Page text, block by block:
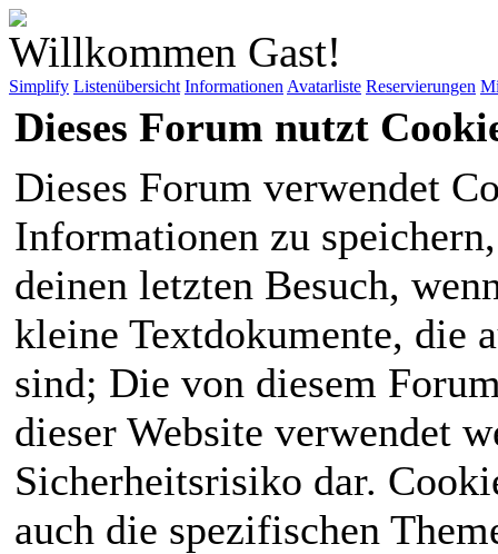
Willkommen Gast!
Simplify Listenübersicht Informationen Avatarliste Reservierungen
Dieses Forum nutzt
Dieses Forum verwendet
Informationen zu
deinen letzten Besuch,
kleine Textdokumente, die
sind; Die von diesem
dieser Website verwendet
Sicherheitsrisiko dar.
auch die spezifischen